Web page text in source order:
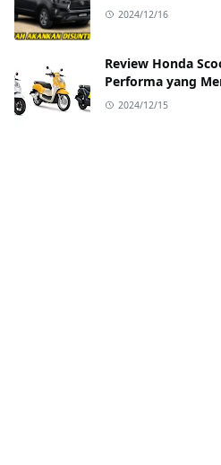
2024/12/16
Review Honda
Performa yang
2024/12/15